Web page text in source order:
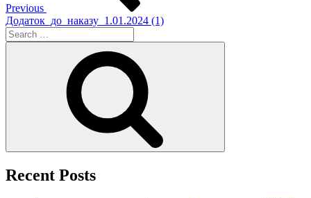
Previous
Додаток_до_наказу_1.01.2024 (1)
Search
for:
Recent Posts